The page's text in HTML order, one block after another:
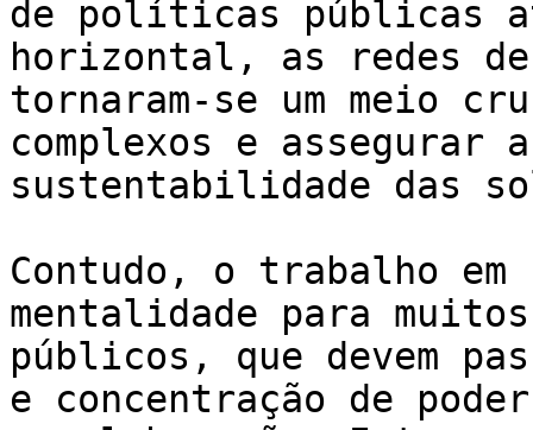
de políticas públicas
horizontal, as redes
tornaram-se um meio
complexos e
sustentabilidade das
Contudo, o trabalho em
mentalidade para
públicos, que devem
e concentração de